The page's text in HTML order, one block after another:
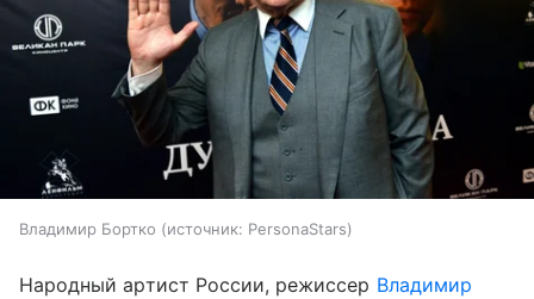
Владимир Бортко источник: PersonaStars
Народный артист России, режиссер Владимир